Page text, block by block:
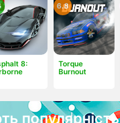
8:
Torque
Burnout
6.8
популярність